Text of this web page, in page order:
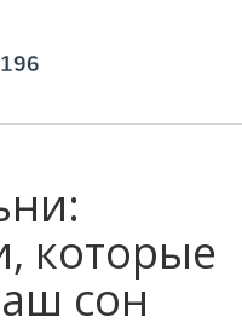
которые
сон